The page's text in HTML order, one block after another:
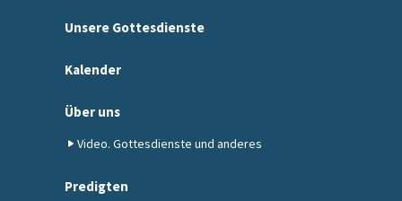
Unsere Gottesdienste
Kalender
Über uns
Video. Gottesdienste und anderes
Predigten